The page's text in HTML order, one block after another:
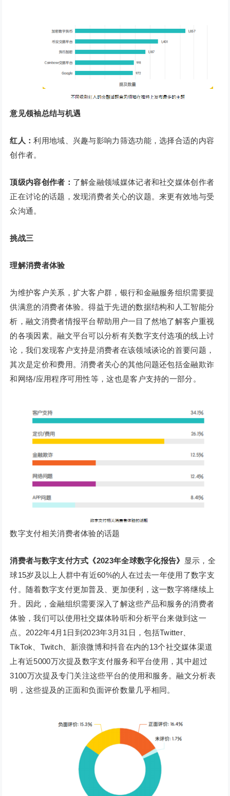
意见领袖总结与机遇
红人：利用地域、兴趣与影响力筛选功能，选择合适的内容
创作者。
顶级内容创作者： 了解金融领域媒体记者和社交媒体创作者
正在讨论的话题，发现消费者关心的议题。来更有效地与受
众沟通。
挑战三
理解消费者体验
为维护客户关系，扩大客户群，银行和金融服务组织需要提
供满意的消费者体验。得益于先进的数据结构和人工智能分
析，融文消费者情报平台帮助用户一目了然地了解客户重视
的各项因素。融文平台可以分析有关数字支付选项的线上讨
论，我们发现客户支持是消费者在该领域谈论的首要问题，
其次是定价和费用。消费者关心的其他问题还包括金融欺诈
和网络/应用程序可用性等，这也是客户支持的一部分。
数字支付相关消费者体验的话题
消费者与数字支付方式《2023年全球数字化报告》 显示，全
球15岁及以上人群中有近60%的人在过去一年使用了数字支
付。随着数字支付更加普及、更加便利，这一数字将继续上
升。因此，金融组织需要深入了解这些产品和服务的消费者
体验，我们可以使用社交媒体聆听和分析平台来做到这一
点。2022年4月1日到2023年3月31日，包括Twitter、
TikTok、Twitch、新浪微博和抖音在内的13个社交媒体渠道
上有近5000万次提及数字支付服务和平台使用，其中超过
3100万次提及专门关注这些平台的使用和服务。融文分析表
明，这些提及的正面和负面评价数量几乎相同。